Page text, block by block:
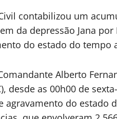
contabilizou um
da depressão Jana
do estado do tempo
Alberto
desde as 00h00 de
agravamento do estado